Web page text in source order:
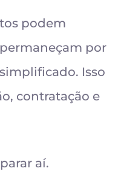
podem
por
Isso
contratação e
aí.